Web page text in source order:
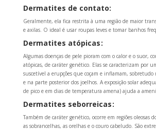
Dermatites de contato:
Geralmente, ela fica restrita à uma região de maior
e axilas. O ideal é usar roupas leves e tomar banhos
Dermatites atópicas :
Algumas doenças de pele pioram com o calor e o suor,
atópicas, de caráter genético. Elas se caracterizam por
suscetível a erupções que coçam e inflamam, sobretudo
e na parte posterior dos joelhos. A exposição solar
de pico e em dias de temperatura amena) ajuda a
Dermatites seborreicas :
Também de caráter genético, ocorre em regiões oleosas
as sobrancelhas, as orelhas e o couro cabeludo. São